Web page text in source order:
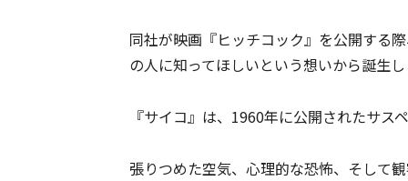
同社が映画『ヒッチコック』を公開する
の人に知ってほしいという想いから誕生
『サイコ』は、1960年に公開されたサス
張りつめた空気、心理的な恐怖、そして